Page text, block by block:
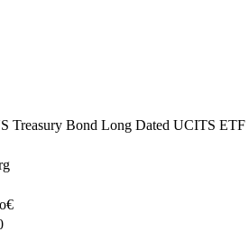
Treasury Bond Long Dated UCITS ETF
€